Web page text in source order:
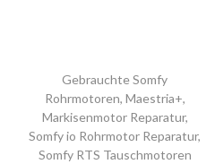
Gebrauchte Somfy
Rohrmotoren, Maestria+,
Markisenmotor Reparatur,
Somfy io Rohrmotor Reparatur,
Somfy RTS Tauschmotoren